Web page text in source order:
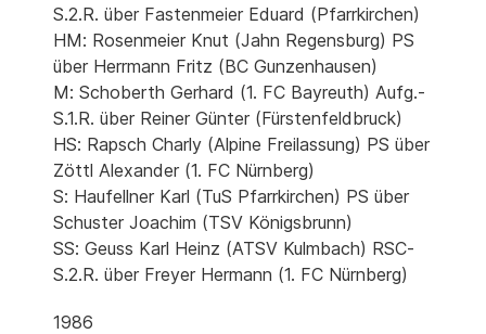
S.2.R. über Fastenmeier Eduard (Pfarrkirchen)
HM: Rosenmeier Knut (Jahn Regensburg) PS
über Herrmann Fritz (BC Gunzenhausen)
M: Schoberth Gerhard (1. FC Bayreuth) Aufg.-
S.1.R. über Reiner Günter (Fürstenfeldbruck)
HS: Rapsch Charly (Alpine Freilassung) PS über
Zöttl Alexander (1. FC Nürnberg)
S: Haufellner Karl (TuS Pfarrkirchen) PS über
Schuster Joachim (TSV Königsbrunn)
SS: Geuss Karl Heinz (ATSV Kulmbach) RSC-
S.2.R. über Freyer Hermann (1. FC Nürnberg)
1986